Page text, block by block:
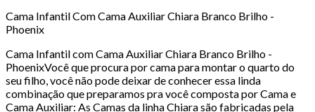
Cama Infantil Com Cama Auxiliar Chiara Branco Brilho -
Phoenix
Cama Infantil com Cama Auxiliar Chiara Branco Brilho -
PhoenixVocê que procura por cama para montar o quarto do
seu filho, você não pode deixar de conhecer essa linda
combinação que preparamos pra você composta por Cama e
Cama Auxiliar: As Camas da linha Chiara são fabricadas pela